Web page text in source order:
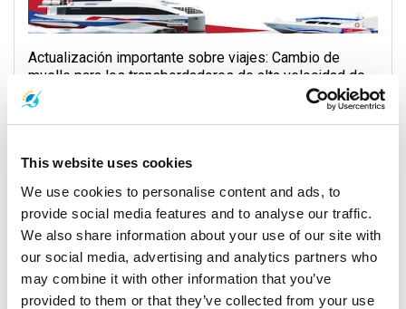
This website uses cookies
We use cookies to personalise content and ads, to
provide social media features and to analyse our traffic.
We also share information about your use of our site with
our social media, advertising and analytics partners who
may combine it with other information that you’ve
provided to them or that they’ve collected from your use
Actualización importante sobre viajes: Cambio de
muelle para los transbordadores de alta velocidad de
Lomprayah con servicio de traslado gratuito
Isla Samui
General, Weather, Announcement